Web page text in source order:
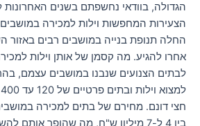
הגדולה, בוודאי נחשפתם בשנים
הצעירות המחפשות וילות למכירה
החלה תנופת בנייה במושבים רבים באזור
אחרו להגיע. מה קסמן של אותן וילות
לבתים הצנועים שנבנו במושבים עצמם,
חצי דונם. מחירם של בתים למכירה
בין 4 ל-7 מיליון ש"ח, מה שהופך